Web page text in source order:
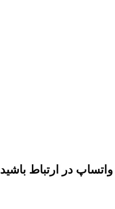
واتساپ در ارتباط باشید